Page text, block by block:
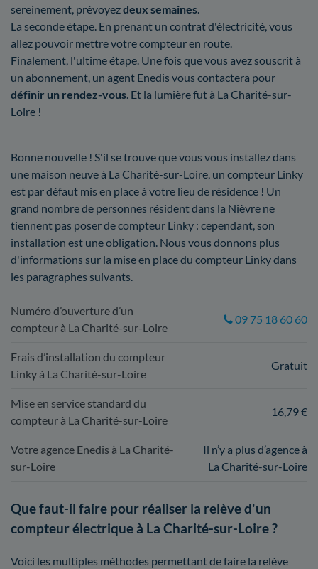
sereinement, prévoyezdeux semaines.
La seconde étape. En prenant un contrat d'électricité, vous
allez pouvoir mettre votre compteur en route.
Finalement, l'ultime étape. Une fois que vous avez souscrit à
un abonnement, un agent Enedis vous contactera pour
définir un rendez-vous. Et la lumière fut à La Charité-sur-
Loire !
Bonne nouvelle ! S'il se trouve que vous vous installez dans
une maison neuve à La Charité-sur-Loire, un compteur Linky
est par défaut mis en place à votre lieu de résidence ! Un
grand nombre de personnes résident dans la Nièvre ne
tiennent pas poser de compteur Linky : cependant, son
installation est une obligation. Nous vous donnons plus
d'informations sur la mise en place du compteur Linky dans
les paragraphes suivants.
Numéro d’ouverture d’un
compteur à La Charité-sur-Loire
09 75 18 60 60
Frais d’installation du compteur
Linky à La Charité-sur-Loire
Gratuit
Mise en service standard du
compteur à La Charité-sur-Loire
16,79 €
Votre agence Enedis à La Charité-
sur-Loire
Il n’y a plus d’agence à
La Charité-sur-Loire
Que faut-il faire pour réaliser la relève d'un
compteur électrique à La Charité-sur-Loire ?
Voici les multiples méthodes permettant de faire la relève